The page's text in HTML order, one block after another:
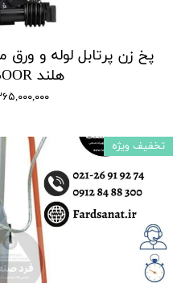
هلند EUROBOOR
۳۶۵,۰۰۰,۰۰۰
تخفیف ویژه